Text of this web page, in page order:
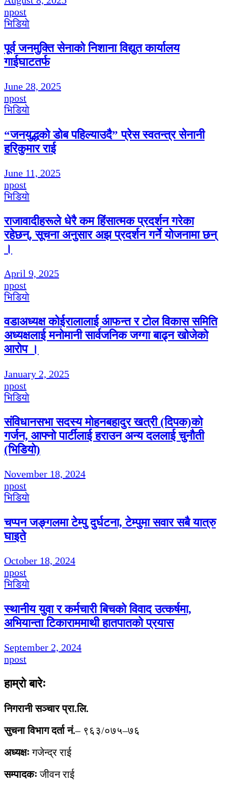
npost
भिडियाे
पूर्व जनमुक्ति सेनाको निशाना विद्युत कार्यालय
गाईघाटतर्फ
June 28, 2025
npost
भिडियाे
“जनयुद्धको डोब पहिल्याउदै” प्रेस स्वतन्त्र सेनानी
हरिकुमार राई
June 11, 2025
npost
भिडियाे
राजावादीहरूले धेरै कम हिंसात्मक प्रदर्शन गरेका
रहेछन्, सूचना अनुसार अझ प्रदर्शन गर्ने योजनामा छन्
।
April 9, 2025
npost
भिडियाे
वडाअध्यक्ष कोईरालालाई आफन्त र टोल विकास समिति
अध्यक्षलाई मनोमानी सार्वजनिक जग्गा बाढ्न खोजेको
आरोप ।
January 2, 2025
npost
भिडियाे
संविधानसभा सदस्य मोहनबहादुर खत्री (दिपक)को
गर्जन, आफ्नो पार्टीलाई हराउन अन्य दललाई चुनौती
(भिडियो)
November 18, 2024
npost
भिडियाे
चप्पन जङ्गलमा टेम्पु दुर्घटना, टेम्पुमा सवार सबै यात्रु
घाइते
October 18, 2024
npost
भिडियाे
स्थानीय युवा र कर्मचारी बिचको विवाद उत्कर्षमा,
अभियान्ता टिकाराममाथी हातपातको प्रयास
September 2, 2024
npost
हाम्रो बारेः
निगरानी सञ्चार प्रा.लि.
सुचना विभाग दर्ता नं.– ९६३/०७५–७६
अध्यक्षःगजेन्द्र राई
सम्पादकःजीवन राई